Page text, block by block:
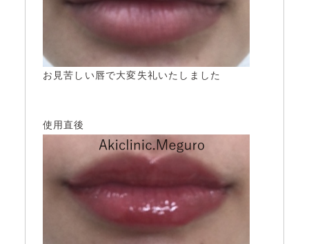
お見苦しい唇で大変失礼いたしました